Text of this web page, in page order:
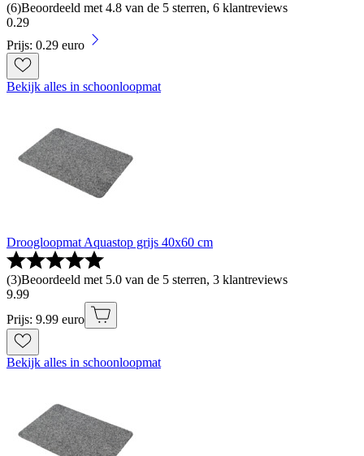
(6)Beoordeeld met 4.8 van de 5 sterren, 6 klantreviews
0.29
Prijs: 0.29 euro
Bekijk alles in schoonloopmat
Droogloopmat Aquastop grijs 40x60 cm
(3)Beoordeeld met 5.0 van de 5 sterren, 3 klantreviews
9.99
Prijs: 9.99 euro
Bekijk alles in schoonloopmat